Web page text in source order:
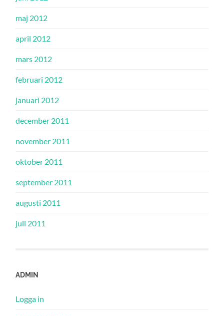
maj 2012
april 2012
mars 2012
februari 2012
januari 2012
december 2011
november 2011
oktober 2011
september 2011
augusti 2011
juli 2011
ADMIN
Logga in